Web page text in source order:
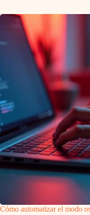
Cómo automatizar el modo